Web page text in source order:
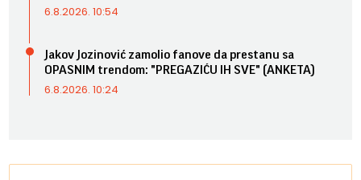
6.8.2026. 10:54
Jakov Jozinović zamolio fanove da prestanu sa
OPASNIM trendom: "PREGAZIĆU IH SVE" (ANKETA)
6.8.2026. 10:24